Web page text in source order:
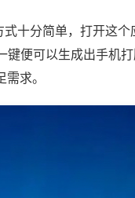
十分简单，打开这
便可以生成出手机
求。